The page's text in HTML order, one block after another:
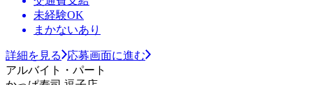
未経験OK
まかないあり
詳細を見る
応募画面に進む
アルバイト・パート